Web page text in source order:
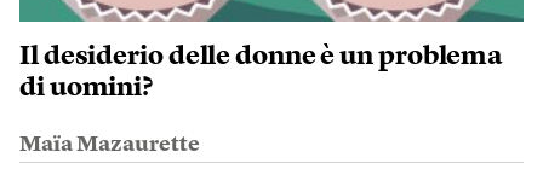
Il desiderio delle donne è un problema
di uomini?
Maïa Mazaurette